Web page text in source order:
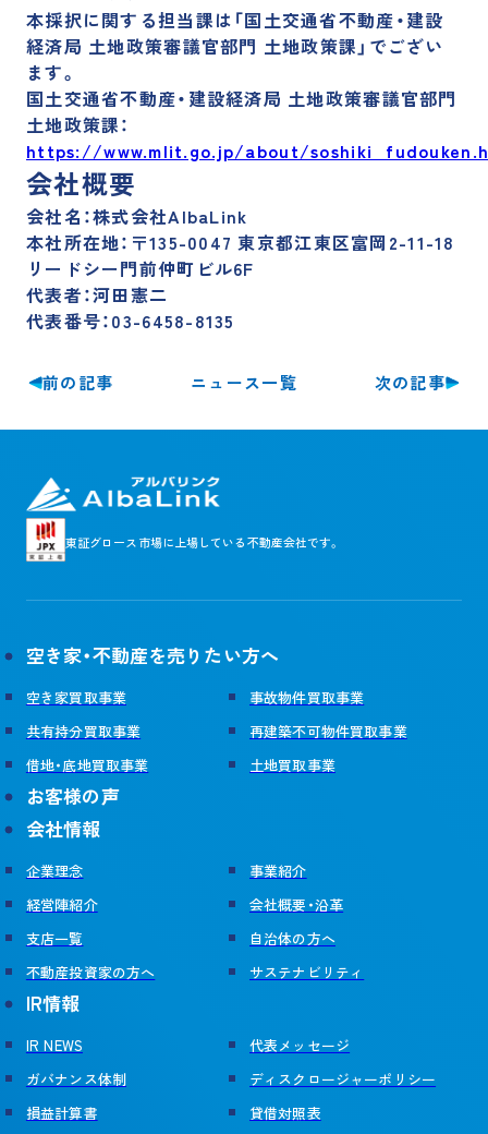
本採択に関する担当課は「国土交通省不動産・建設
経済局 土地政策審議官部門 土地政策課」でござい
ます。
国土交通省不動産・建設経済局 土地政策審議官部門
土地政策課：
https://www.mlit.go.jp/about/
会社概要
会社名：株式会社AlbaLink
本社所在地：〒135-0047 東京都江東区富岡2-11-18
リードシー門前仲町ビル6F
代表者：河田憲二
代表番号：03-6458-8135
前の記事 ニュース一覧 次の記事
東証グロース市場に上場している不動産会社です。
空き家・不動産を売りたい方へ
空き家買取事業
事故物件買取事業
共有持分買取事業
再建築不可物件買取事業
借地・底地買取事業
土地買取事業
お客様の声
会社情報
企業理念
事業紹介
経営陣紹介
会社概要・沿革
支店一覧
自治体の方へ
不動産投資家の方へ
サステナビリティ
IR情報
IR NEWS
代表メッセージ
ガバナンス体制
ディスクロージャーポリシー
損益計算書
貸借対照表